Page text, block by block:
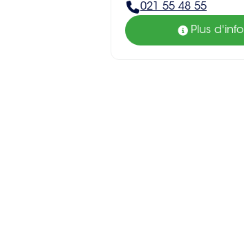
021 55 48 55
Plus d'info